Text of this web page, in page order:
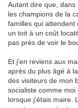
Autant dire que,
les champions de la
familles qui attendent
un toit à un coût
pas près de voir le
Et j'en reviens aux
après du plus âgé à
des visiteurs de mon
socialiste comme
lorsque j'étais maire.